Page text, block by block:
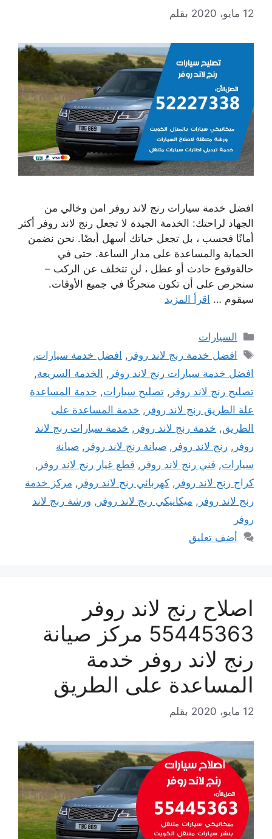
12 مايو، 2020 بقلم
افضل خدمة سيارات رنج لاند روفر امن وخالي من
الجهاد لراحتك: الخدمة الجيدة لا تجعل رنج لاند روفر أكثر
أمانًا فحسب ، بل تجعل حياتك أسهل أيضًا. نحن نضمن
الحماية والمساعدة على مدار الساعة. حتى في
حالةوقوع حادث أو عطل ، لن تتخلف عن الركب –
سنحرص على أن تكون متحركًا في جميع الأوقات.
سيقوم … اقرأ المزيد
التصنيفات
السيارات
الوسوم
افضل خدمة رنج لاند روفر , افضل خدمة سيارات,
افضل خدمة سيارات رنج لاند روفر , الخدمة السريعة,
تصليح رنج لاند روفر , تصليح سيارات, خدمة المساعدة
علة الطريق رنج لاند روفر , خدمة المساعدة على
الطريق, خدمة رنج لاند روفر , خدمة سيارات رنج لاند
روفر , رنج لاند روفر , صيانة رنج لاند روفر , صيانة
سيارات, فني رنج لاند روفر , قطع غيار رنج لاند روفر ,
كراج رنج لاند روفر , كهربائي رنج لاند روفر , مركز خدمة
رنج لاند روفر , ميكانيكي رنج لاند روفر , ورشة رنج لاند
روفر
أضف تعليق
اصلاح رنج لاند روفر
55445363 مركز صيانة
رنج لاند روفر خدمة
المساعدة على الطريق
12 مايو، 2020 بقلم